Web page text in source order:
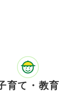
育て・教育